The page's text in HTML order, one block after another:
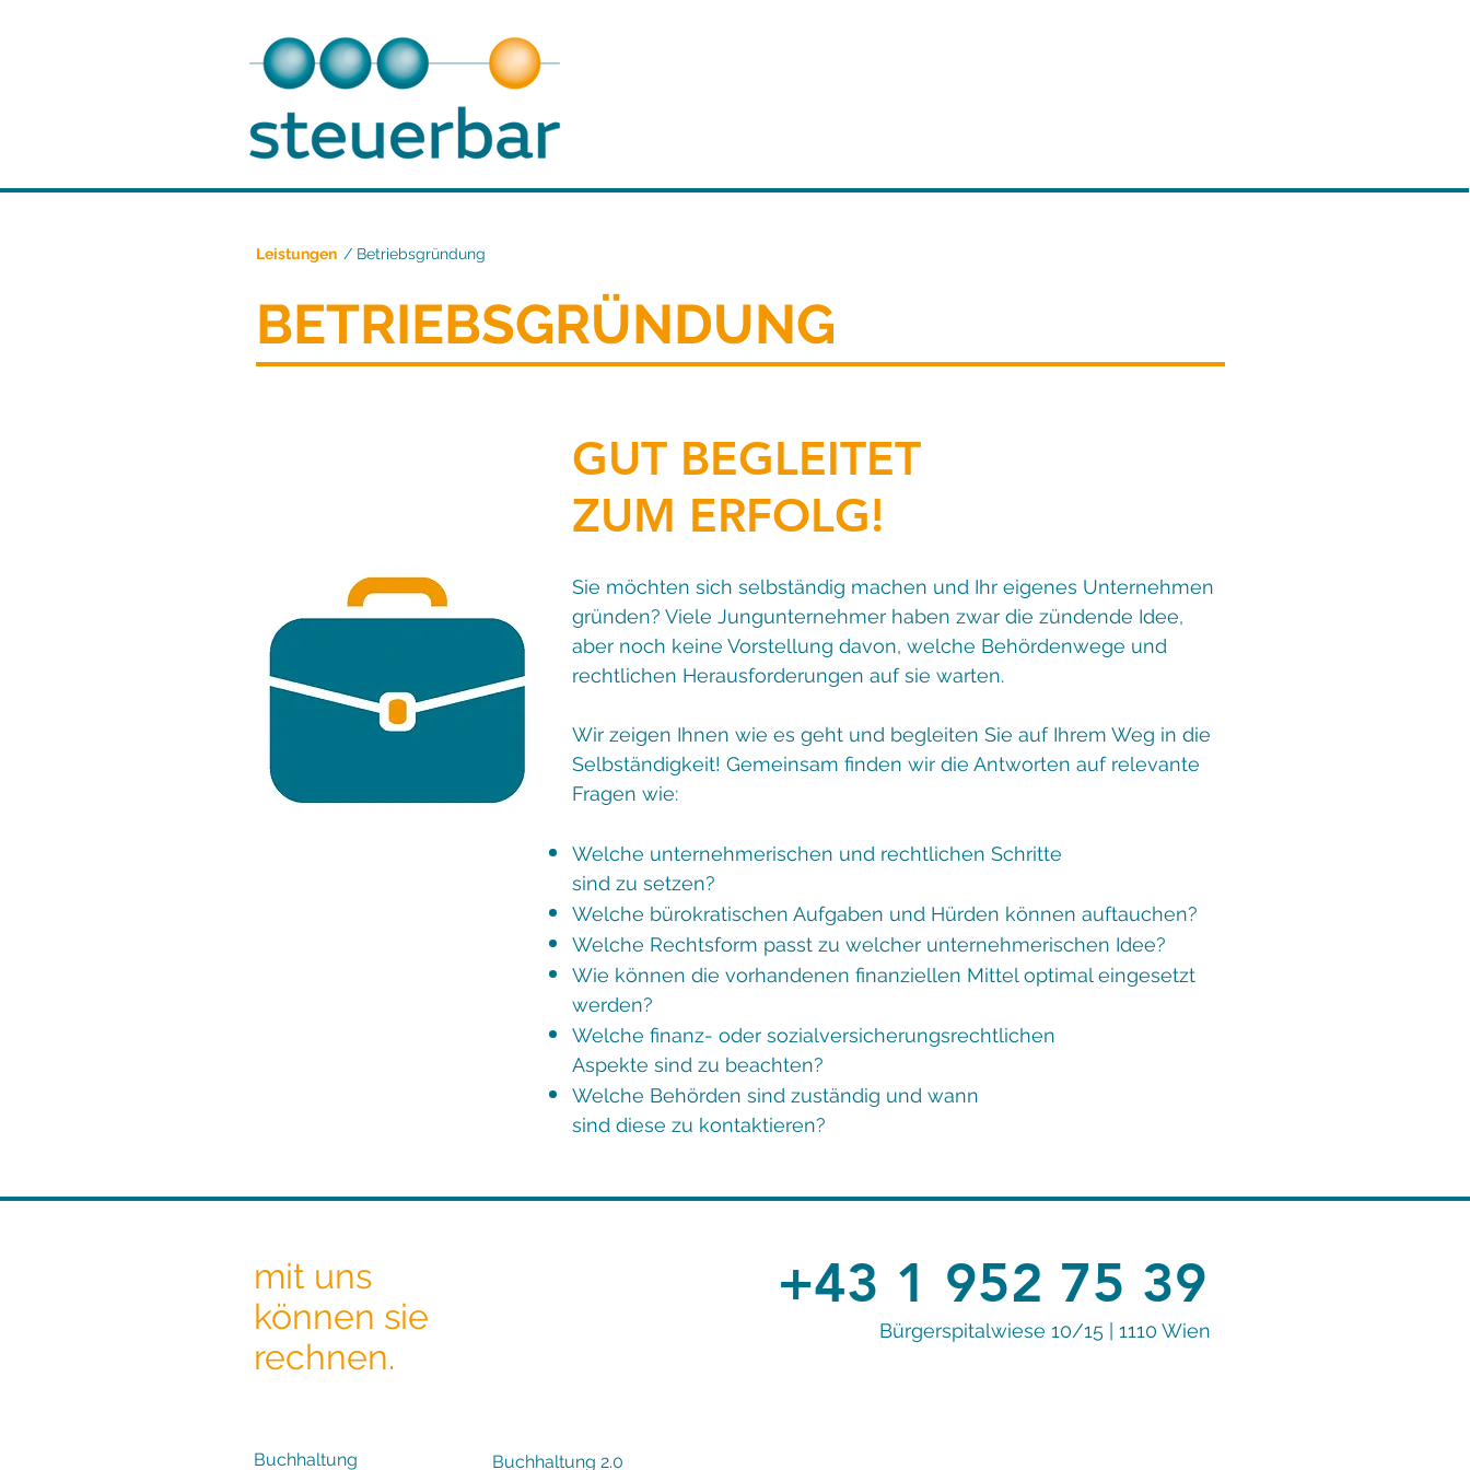
Leistungen / Betriebsgründung
BETRIEBSGRÜNDUNG
GUT BEGLEITET
ZUM ERFOLG!
Sie möchten sich selbständig machen und Ihr eigenes Unternehmen
gründen? Viele Jungunternehmer haben zwar die zündende Idee,
aber noch keine Vorstellung davon, welche Behördenwege und
rechtlichen Herausforderungen auf sie warten.
Wir zeigen Ihnen wie es geht und begleiten Sie auf Ihrem Weg in die
Selbständigkeit! Gemeinsam finden wir die Antworten auf relevante
Fragen wie:
Welche unternehmerischen und rechtlichen Schritte
sind zu setzen?
Welche bürokratischen Aufgaben und Hürden können auftauchen?
Welche Rechtsform passt zu welcher unternehmerischen Idee?
Wie können die vorhandenen finanziellen Mittel optimal eingesetzt
werden?
Welche finanz- oder sozialversicherungsrechtlichen
Aspekte sind zu beachten?
Welche Behörden sind zuständig und wann
sind diese zu kontaktieren?
mit uns
können sie
rechnen.
Buchhaltung
+43 1 952 75 39
Bürgerspitalwiese 10/15 | 1110 Wien
Buchhaltung 2.0